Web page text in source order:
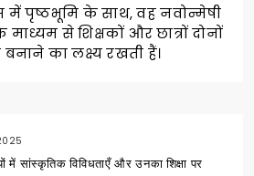
में पृष्ठभूमि के साथ, वह नवोन्मेषी
माध्यम से शिक्षकों और छात्रों दोनों
का लक्ष्य रखती हैं।
में सांस्कृतिक विविधताएँ और उनका शिक्षा पर